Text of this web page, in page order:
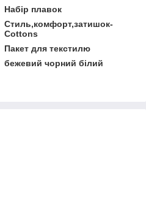
Набір плавок
Стиль,комфорт,затишок-
Cottons
Пакет для текстилю
бежевий чорний білий